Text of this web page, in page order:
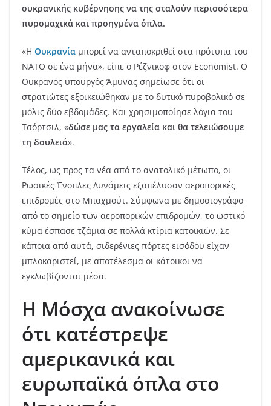
ουκρανικής κυβέρνησης να της σταλούν περισσότερα
πυρομαχικά και προηγμένα όπλα.
«Η Ουκρανία μπορεί να ανταποκριθεί στα πρότυπα του
ΝΑΤΟ σε ένα μήνα», είπε ο Ρέζνικοφ στον Economist. Ο
Ουκρανός υπουργός Άμυνας σημείωσε ότι οι
στρατιώτες εξοικειώθηκαν με το δυτικό πυροβολικό σε
μόλις δύο εβδομάδες. Και χρησιμοποίησε λόγια του
Τσόρτσιλ, «δώσε μας τα εργαλεία και θα τελειώσουμε
τη δουλειά».
Τέλος, ως προς τα νέα από το ανατολικό μέτωπο, οι
Ρωσικές Ένοπλες Δυνάμεις εξαπέλυσαν αεροπορικές
επιδρομές στο Μπαχμούτ. Σύμφωνα με δημοσιογράφο
από το σημείο των αεροπορικών επιδρομών, το ωστικό
κύμα έσπασε τζάμια σε πολλά κτίρια κατοικιών. Σε
κάποια από αυτά, σιδερένιες πόρτες εισόδου είχαν
μπλοκαριστεί, με αποτέλεσμα οι κάτοικοι να
εγκλωβίζονται μέσα.
Η Μόσχα ανακοίνωσε
ότι κατέστρεψε
αμερικανικά και
ευρωπαϊκά όπλα στο